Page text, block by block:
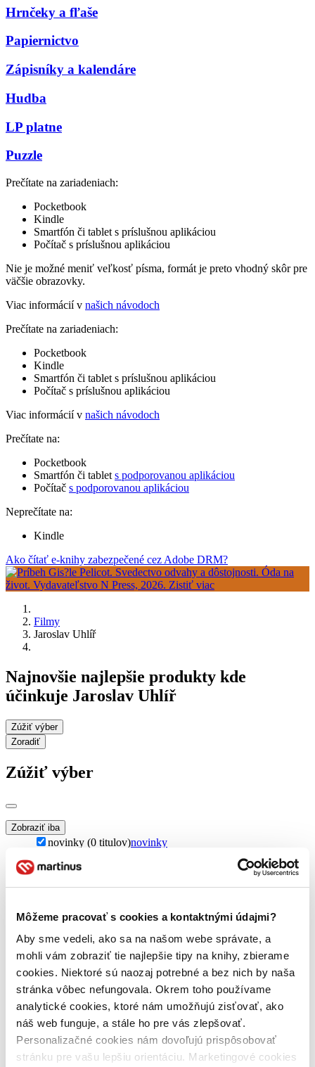
Môžeme pracovať s cookies a kontaktnými údajmi?
Aby sme vedeli, ako sa na našom webe správate, a
mohli vám zobraziť tie najlepšie tipy na knihy, zbierame
cookies. Niektoré sú naozaj potrebné a bez nich by naša
stránka vôbec nefungovala. Okrem toho používame
analytické cookies, ktoré nám umožňujú zisťovať, ako
náš web funguje, a stále ho pre vás zlepšovať.
Personalizačné cookies nám dovoľujú prispôsobovať
stránku pre vašu lepšiu orientáciu. Marketingové cookies
Hrnčeky a fľaše
Papiernictvo
Zápisníky a kalendáre
Hudba
LP platne
Puzzle
Prečítate na zariadeniach:
Pocketbook
Kindle
Smartfón či tablet s príslušnou aplikáciou
Počítač s príslušnou aplikáciou
Nie je možné meniť veľkosť písma, formát je preto vhodný skôr pre
väčšie obrazovky.
Viac informácií v našich návodoch
Prečítate na zariadeniach:
Pocketbook
Kindle
Smartfón či tablet s príslušnou aplikáciou
Počítač s príslušnou aplikáciou
Viac informácií v našich návodoch
Prečítate na:
Pocketbook
Smartfón či tablet s podporovanou aplikáciou
Počítač s podporovanou aplikáciou
Neprečítate na:
Kindle
Ako čítať e-knihy zabezpečené cez Adobe DRM?
Filmy
Jaroslav Uhlíř
Najnovšie najlepšie produkty kde
účinkuje Jaroslav Uhlíř
Zúžiť výber
Zoradiť
Zúžiť výber
Zobraziť iba
novinky (0 titulov)novinky
predpredaj (0 titulov) predpredaj
pripravujeme (0 titulov)pripravujeme
dostupná (bez vypredaných) (0 titulov)dostupná (bez
vypredaných)
Nové / čítané
nová (0 titulov)nová
čítaná (0 titulov)čítaná
čítaná - výborný stav (0 titulov)čítaná - výborný stav
čítaná - mierne opotrebovaná (0 titulov)
čítaná - mierne
opotrebovaná
čítané verzie vypredaných kníh (0 titulov)čítané verzie